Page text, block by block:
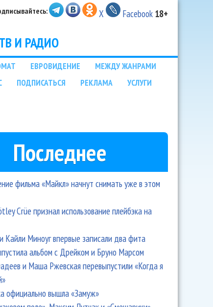
X Facebook 18+
И РАДИО
ЕВРОВИДЕНИЕ
МЕЖДУ ЖАНРАМИ
ПОДПИСАТЬСЯ РЕКЛАМА
УСЛУГИ
Последнее
фильма «Майкл» начнут снимать уже в этом
Crüe признал использование плейбэка на
Кайли Миноуг впервые записали два фита
альбом с Дрейком и Бруно Марсом
и Маша Ржевская перевыпустили «Когда я
официально вышла «Замуж»